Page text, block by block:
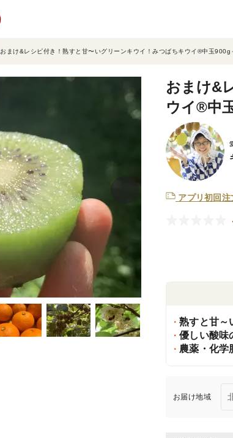
おまけ&レシピ付き！熟すと甘〜いグリーンキウイ！みつばちキウイ®中玉900g
おまけ&
ウイ®中
アプリ初回注
熟すと甘～
優しい酸味
農薬・化学
お届け地域